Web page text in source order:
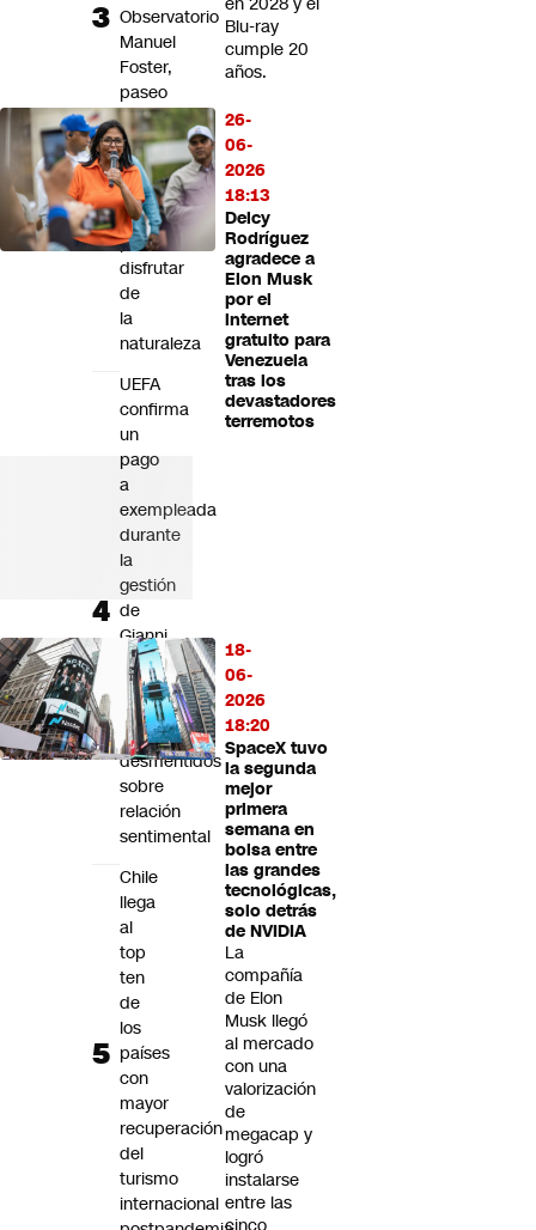
Blu-ray
cumple 20
años.
26-
06-
2026
18:13
Delcy
Rodríguez
agradece a
Elon Musk
por el
internet
gratuito para
Venezuela
tras los
devastadores
terremotos
18-
06-
2026
18:20
SpaceX tuvo
la segunda
mejor
primera
semana en
bolsa entre
las grandes
tecnológicas,
solo detrás
de NVIDIA
La
compañía
de Elon
Musk llegó
al mercado
con una
valorización
de
megacap y
logró
instalarse
entre las
cinco
Observatorio
Manuel
Foster,
paseo
en
teleférico
y
seis
lugares
para
disfrutar
de
la
naturaleza
UEFA
confirma
un
pago
a
exempleada
durante
la
gestión
de
Gianni
Infantino,
en
medio
de
desmentidos
sobre
relación
sentimental
Chile
llega
al
top
ten
de
los
países
con
mayor
recuperación
del
turismo
internacional